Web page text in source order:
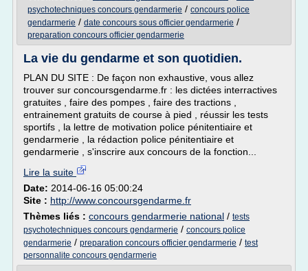
psychotechniques concours gendarmerie / concours police
gendarmerie / date concours sous officier gendarmerie /
preparation concours officier gendarmerie
La vie du gendarme et son quotidien.
PLAN DU SITE : De façon non exhaustive, vous allez
trouver sur concoursgendarme.fr : les dictées interractives
gratuites , faire des pompes , faire des tractions ,
entrainement gratuits de course à pied , réussir les tests
sportifs , la lettre de motivation police pénitentiaire et
gendarmerie , la rédaction police pénitentiaire et
gendarmerie , s'inscrire aux concours de la fonction...
Lire la suite
Date: 2014-06-16 05:00:24
Site : http://www.concoursgendarme.fr
Thèmes liés : concours gendarmerie national / tests
psychotechniques concours gendarmerie / concours police
gendarmerie / preparation concours officier gendarmerie / test
personnalite concours gendarmerie